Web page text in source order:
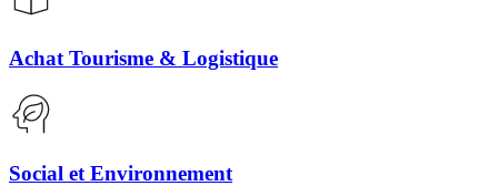
Achat Tourisme & Logistique
Social et Environnement